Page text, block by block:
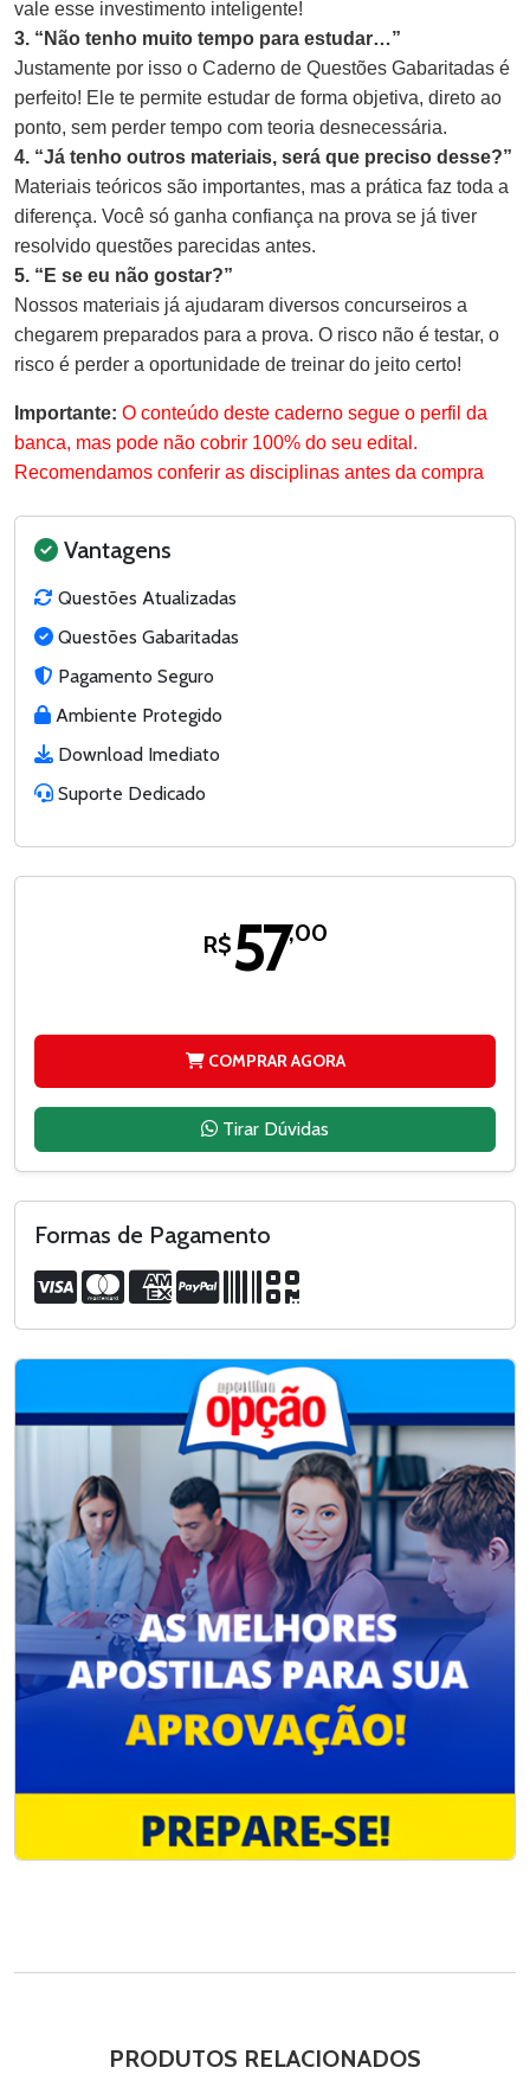
vale esse investimento inteligente!
3. “Não tenho muito tempo para estudar…”
Justamente por isso o Caderno de Questões Gabaritadas é
perfeito! Ele te permite estudar de forma objetiva, direto ao
ponto, sem perder tempo com teoria desnecessária.
4. “Já tenho outros materiais, será que preciso desse?”
Materiais teóricos são importantes, mas a prática faz toda a
diferença. Você só ganha confiança na prova se já tiver
resolvido questões parecidas antes.
5. “E se eu não gostar?”
Nossos materiais já ajudaram diversos concurseiros a
chegarem preparados para a prova. O risco não é testar, o
risco é perder a oportunidade de treinar do jeito certo!
Importante: O conteúdo deste caderno segue o perfil da
banca, mas pode não cobrir 100% do seu edital.
Recomendamos conferir as disciplinas antes da compra
Vantagens
Questões Atualizadas
Questões Gabaritadas
Pagamento Seguro
Ambiente Protegido
Download Imediato
Suporte Dedicado
R$57,00
COMPRAR AGORA
Tirar Dúvidas
Formas de Pagamento
PRODUTOS RELACIONADOS